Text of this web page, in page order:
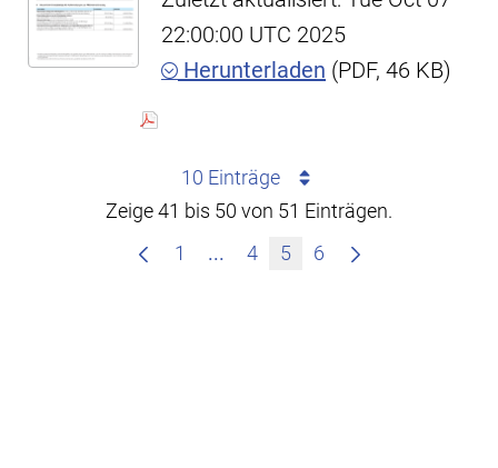
22:00:00 UTC 2025
Herunterladen (PDF, 46 KB)
10 Einträge
Zeige 41 bis 50 von 51 Einträgen.
1
... Zwischenseiten Navigieren
4 5 6